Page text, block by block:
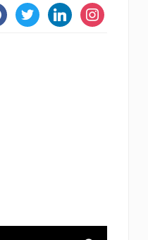
twitter linkedin instagram